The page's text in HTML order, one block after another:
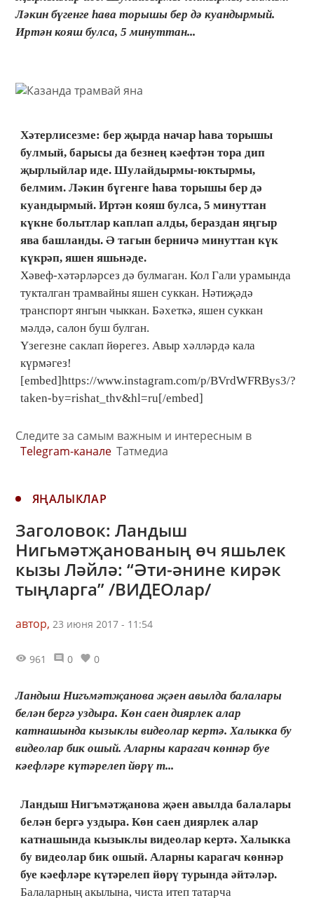
Ләкин бүгенге һава торышы бер дә куандырмый.
Иртән кояш булса, 5 минуттан...
Хәтерлисезме: бер җырда начар һава торышы
булмый, барысы да безнең кәефтән тора дип
җырлыйлар иде. Шулайдырмы-юктырмы,
белмим. Ләкин бүгенге һава торышы бер дә
куандырмый. Иртән кояш булса, 5 минуттан
күкне болытлар каплап алды, бераздан яңгыр
ява башланды. Ә тагын берничә минуттан күк
күкрәп, яшен яшьнәде.
Хәвеф-хәтәрләрсез дә булмаган. Кол Гали урамында
тукталган трамвайны яшен суккан. Нәтиҗәдә
транспорт янгын чыккан. Бәхеткә, яшен суккан
мәлдә, салон буш булган.
Үзегезне саклап йөрегез. Авыр хәлләрдә кала
күрмәгез!
[embed]https://www.instagram.com/p/BVrdWFRBys3/?
taken-by=rishat_thv&hl=ru[/embed]
Следите за самым важным и интересным в
Telegram-канале Татмедиа
ЯҢАЛЫКЛАР
Заголовок: Ландыш
Нигьмәтҗанованың өч яшьлек
кызы Ләйлә: “Әти-әнине кирәк
тыңларга” /ВИДЕОлар/
автор, 23 июня 2017 - 11:54
961 0 0
Ландыш Нигъмәтҗанова җәен авылда балалары
белән бергә уздыра. Көн саен диярлек алар
катнашында кызыклы видеолар кертә. Халыкка бу
видеолар бик ошый. Аларны карагач көннәр буе
кәефләре күтәрелеп йөрү т...
Ландыш Нигъмәтҗанова җәен авылда балалары
белән бергә уздыра. Көн саен диярлек алар
катнашында кызыклы видеолар кертә. Халыкка
бу видеолар бик ошый. Аларны карагач көннәр
буе кәефләре күтәрелеп йөрү турында әйтәләр.
Балаларның акылына, чиста итеп татарча